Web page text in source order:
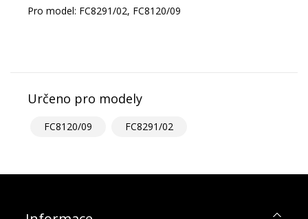
Pro model: FC8291/02, FC8120/09
Určeno pro modely
FC8120/09 FC8291/02